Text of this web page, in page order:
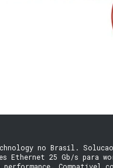
no Brasil.
Ethernet 25 Gb/s para